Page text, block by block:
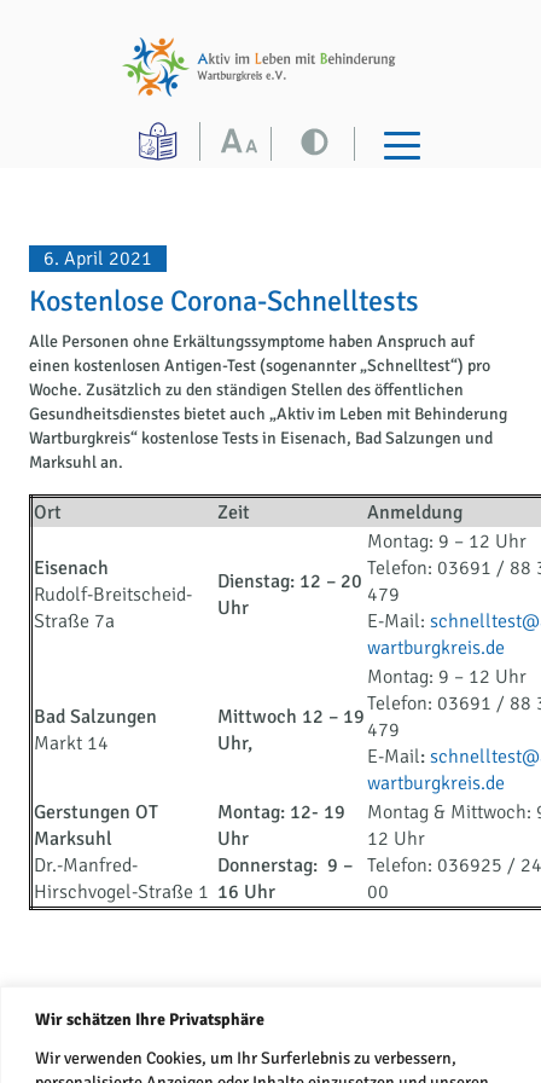
Wir schätzen Ihre Privatsphäre
Wir verwenden Cookies, um Ihr Surferlebnis zu verbessern,
6. April 2021
Kostenlose Corona-Schnelltests
Alle Personen ohne Erkältungssymptome haben Anspruch auf
einen kostenlosen Antigen-Test (sogenannter „Schnelltest“) pro
Woche. Zusätzlich zu den ständigen Stellen des öffentlichen
Gesundheitsdienstes bietet auch „Aktiv im Leben mit Behinderung
Wartburgkreis“ kostenlose Tests in Eisenach, Bad Salzungen und
Marksuhl an.
Ort Zeit Anmeldung
Eisenach
Rudolf-Breitscheid-
Straße 7a
Dienstag: 12 – 20
Uhr
Montag: 9 – 12 Uhr
Telefon: 03691 / 88
479
E-Mail:
wartburgkreis.de
Bad Salzungen
Markt 14
Mittwoch 12 – 19
Uhr,
Montag: 9 – 12 Uhr
Telefon: 03691 / 88
479
E-Mail:
wartburgkreis.de
Gerstungen OT
Marksuhl
Dr.-Manfred-
Hirschvogel-Straße 1
Montag: 12- 19
Uhr
Donnerstag: 9 –
16 Uhr
Montag & Mittwoch:
12 Uhr
Telefon: 036925 /
00